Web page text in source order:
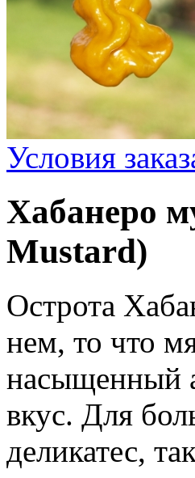
Условия
Хабанеро
Mustard)
Острота
нем, то что
насыщенный
вкус. Для
деликатес,